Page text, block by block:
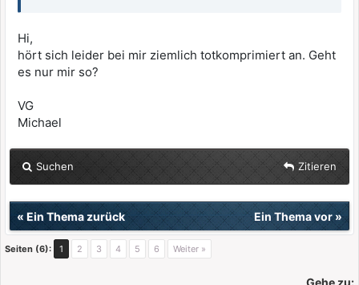
Hi,
hört sich leider bei mir ziemlich totkomprimiert an. Geht
es nur mir so?
VG
Michael
Suchen Zitieren
« Ein Thema zurück Ein Thema vor»
Seiten (6): 1 2 3 4 5 6 Weiter »
Gehe zu: